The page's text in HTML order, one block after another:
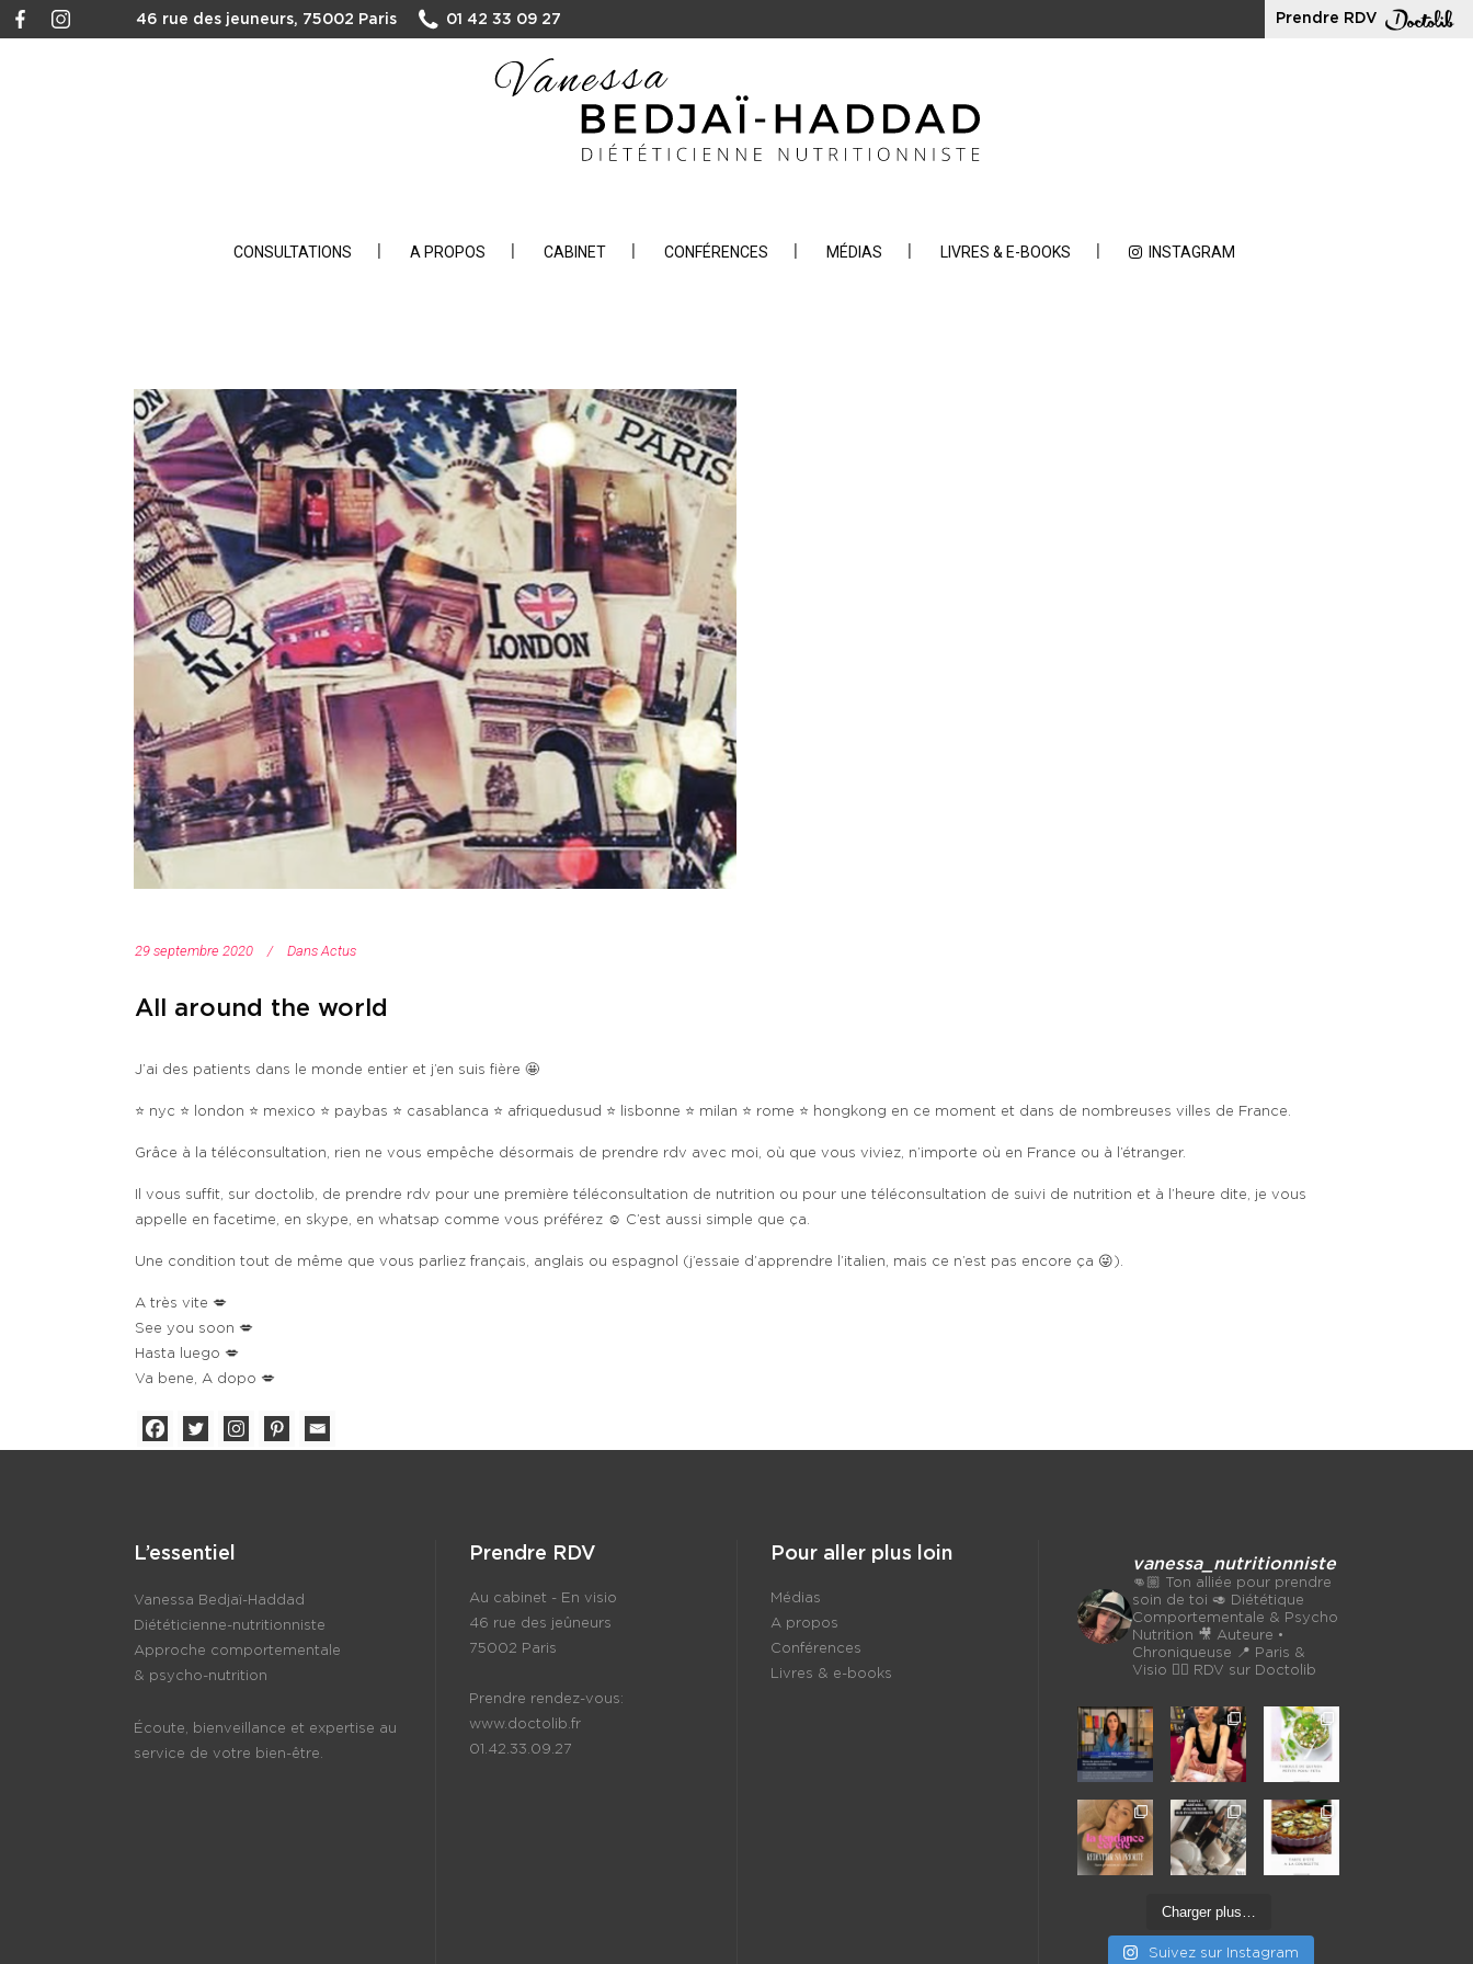
46 rue des jeuneurs, 75002 Paris 01 42 33 09 27 Prendre RDV
CONSULTATIONS A PROPOS CABINET CONFÉRENCES MÉDIAS LIVRES & E-BOOKS INSTAGRAM
29 septembre 2020 Dans Actus
All around the world
J’ai des patients dans le monde entier et j’en suis fière 🤩
⭐️ nyc ⭐️ london ⭐️ mexico ⭐️ paybas ⭐️ casablanca ⭐️ afriquedusud ⭐️ lisbonne ⭐️ milan ⭐️ rome ⭐️ hongkong en ce moment et dans de nombreuses villes de France.
Grâce à la téléconsultation, rien ne vous empêche désormais de prendre rdv avec moi, où que vous viviez, n’importe où en France ou à l’étranger.
Il vous suffit, sur doctolib, de prendre rdv pour une première téléconsultation de nutrition ou pour une téléconsultation de suivi de nutrition et à l’heure dite, je vous
appelle en facetime, en skype, en whatsap comme vous préférez ☺️ C’est aussi simple que ça.
Une condition tout de même que vous parliez français, anglais ou espagnol (j’essaie d’apprendre l’italien, mais ce n’est pas encore ça 😜).
A très vite 💋
See you soon 💋
Hasta luego 💋
Va bene, A dopo 💋
L’essentiel
Vanessa Bedjaï-Haddad
Diététicienne-nutritionniste
Approche comportementale
& psycho-nutrition
Écoute, bienveillance et expertise au
service de votre bien-être.
Prendre RDV
Au cabinet - En visio
46 rue des jeûneurs
75002 Paris
Prendre rendez-vous:
www.doctolib.fr
01.42.33.09.27
Pour aller plus loin
Médias
A propos
Conférences
Livres & e-books
vanessa_nutritionniste
👊🏼 Ton alliée pour prendre
soin de toi 🥑 Diététique
Comportementale & Psycho
Nutrition 🎥 Auteure •
Chroniqueuse 📍 Paris &
Visio 👉🏼 RDV sur Doctolib
Charger plus…
Suivez sur Instagram